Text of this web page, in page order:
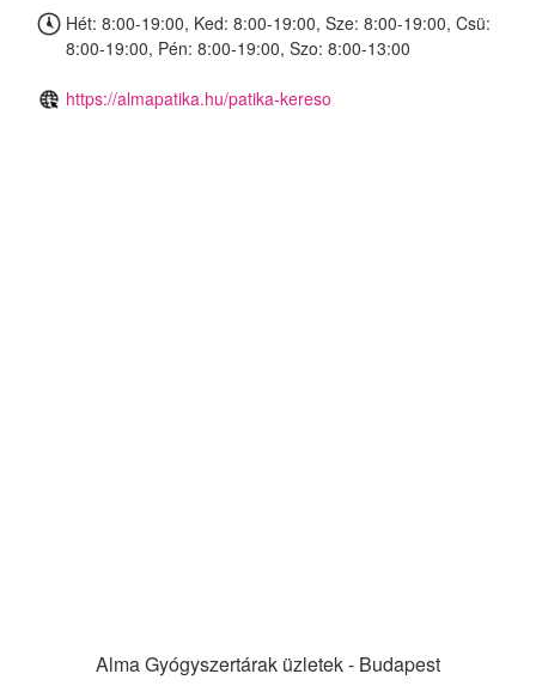
Hét: 8:00-19:00, Ked: 8:00-19:00, Sze: 8:00-19:00, Csü:
8:00-19:00, Pén: 8:00-19:00, Szo: 8:00-13:00
https://almapatika.hu/patika-kereso
Alma Gyógyszertárak üzletek - Budapest